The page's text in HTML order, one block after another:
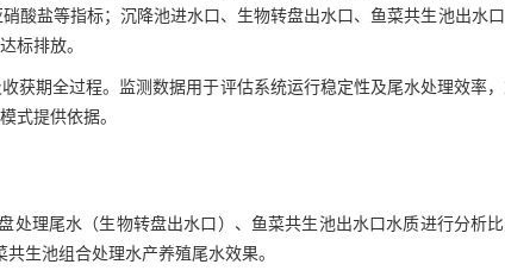
酸盐等指标；沉降池进水口、生物转盘出水口、鱼菜共生池出水
标排放。
获期全过程。监测数据用于评估系统运行稳定性及尾水处理效率
式提供依据。
理尾水（生物转盘出水口）、鱼菜共生池出水口水质进行分析比
生池组合处理水产养殖尾水效果。